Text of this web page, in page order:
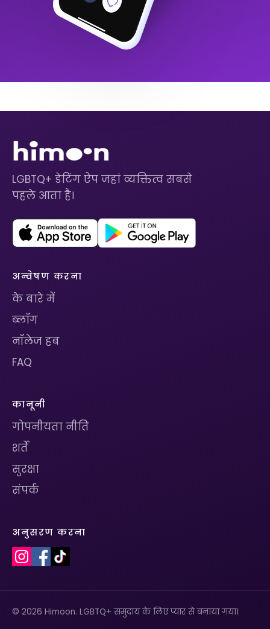
LGBTQ+ डेटिंग ऐप जहां व्यक्तित्व सबसे
पहले आता है।
अन्वेषण करना
के बारे में
ब्लॉग
नॉलेज हब
FAQ
कानूनी
गोपनीयता नीति
शर्तें
सुरक्षा
संपर्क
अनुसरण करना
© 2026 Himoon. LGBTQ+ समुदाय के लिए प्यार से बनाया गया।